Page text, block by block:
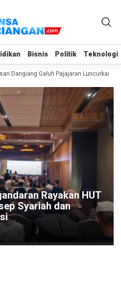
Bisnis Politik Teknologi
Bisnis Politik Teknologi
Dangiang Galuh Pajajaran Luncurkan
Rayakan HUT
Syariah dan